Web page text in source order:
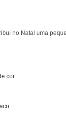
no Natal uma
cor.